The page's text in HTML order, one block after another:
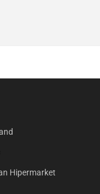
Hipermarket